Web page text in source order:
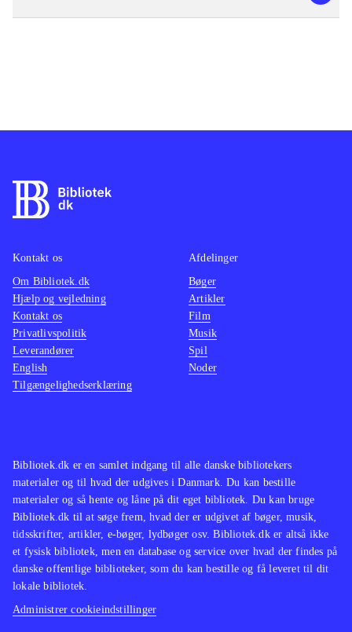
Bibliotek.dk er en samlet indgang til alle danske bibliotekers
materialer og til hvad der udgives i Danmark. Du kan bestille
materialer og så hente og låne på dit eget bibliotek. Du kan bruge
Bibliotek.dk til at søge frem, hvad der er udgivet af bøger, musik,
tidsskrifter, artikler, e-bøger, lydbøger osv. Bibliotek.dk er altså ikke
et fysisk bibliotek, men en database og service over hvad der findes på
danske offentlige biblioteker, som du kan bestille og få leveret til dit
lokale bibliotek.
Administrer cookieindstillinger
Kontakt os
Om Bibliotek.dk
Hjælp og vejledning
Kontakt os
Privatlivspolitik
Leverandører
English
Tilgængelighedserklæring
Afdelinger
Bøger
Artikler
Film
Musik
Spil
Noder